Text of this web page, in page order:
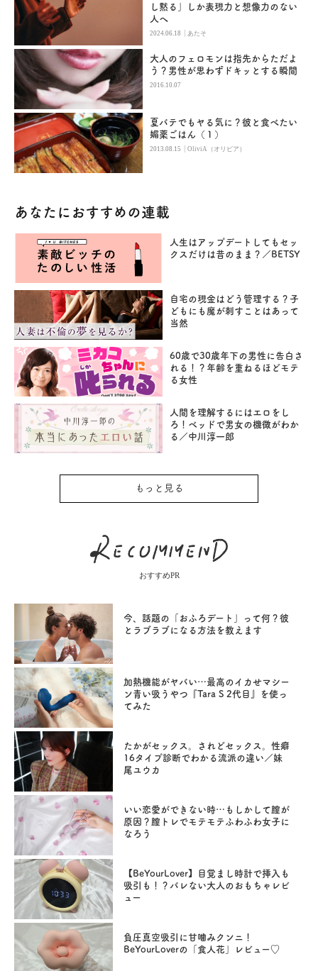
し黙る」しか表現力と想像力のない
人へ
2024.06.18 |あたそ
大人のフェロモンは指先からただよ
う？男性が思わずドキッとする瞬間
2016.10.07
夏バテでもヤる気に？彼と食べたい
媚薬ごはん（１）
2013.08.15 |OliviA（オリビア）
あなたにおすすめの連載
人生はアップデートしてもセッ
クスだけは昔のまま？／BETSY
自宅の現金はどう管理する？子
どもにも魔が刺すことはあって
当然
60歳で30歳年下の男性に告白さ
れる！？年齢を重ねるほどモテ
る女性
人間を理解するにはエロをし
ろ！ベッドで男女の機微がわか
る／中川淳一郎
もっと見る
おすすめPR
今、話題の「おふろデート」って何？彼
とラブラブになる方法を教えます
加熱機能がヤバい…最高のイカせマシー
ン青い吸うやつ『Tara S 2代目』を使っ
てみた
たかがセックス。されどセックス。性癖
16タイプ診断でわかる流派の違い／妹
尾ユウカ
いい恋愛ができない時…もしかして膣が
原因？膣トレでモテモテふわふわ女子に
なろう
【BeYourLover】目覚まし時計で挿入も
吸引も！？バレない大人のおもちゃレビ
ュー
負圧真空吸引に甘噛みクンニ！
BeYourLoverの「食人花」レビュー♡